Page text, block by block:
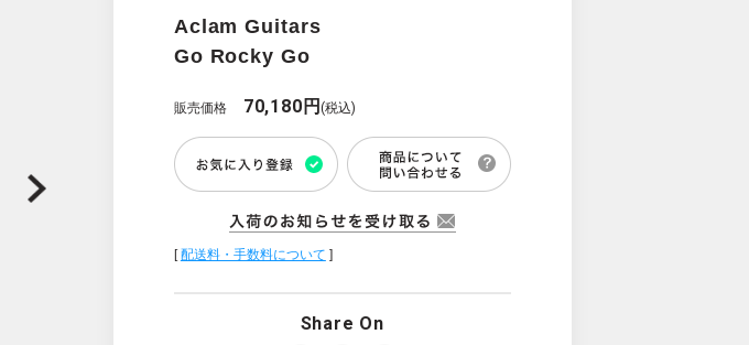
Aclam Guitars
Go Rocky Go
販売価格 70,180円(税込)
[配送料・手数料について ]
Share On